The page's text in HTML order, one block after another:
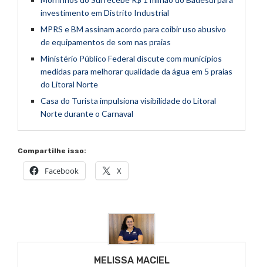
investimento em Distrito Industrial
MPRS e BM assinam acordo para coibir uso abusivo
de equipamentos de som nas praias
Ministério Público Federal discute com municípios
medidas para melhorar qualidade da água em 5 praias
do Litoral Norte
Casa do Turista impulsiona visibilidade do Litoral
Norte durante o Carnaval
Compartilhe isso:
Facebook X
MELISSA MACIEL